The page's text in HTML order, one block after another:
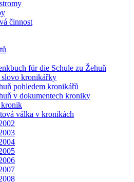
činnost
für die Schule zu Žehuň
kronikářky
pohledem kronikářů
v dokumentech kroniky
válka v kronikách